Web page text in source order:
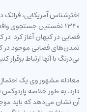
1340 نخستین جستجوی
فضایی در کیهان آغاز کرد.
تمدن‌های فضایی موجود در
بی‌درنگ با آنها ارتباط برقرار
معادله مشهور وی یک
دارد. به طور خلاصه
آن نشان می‌دهد که باید